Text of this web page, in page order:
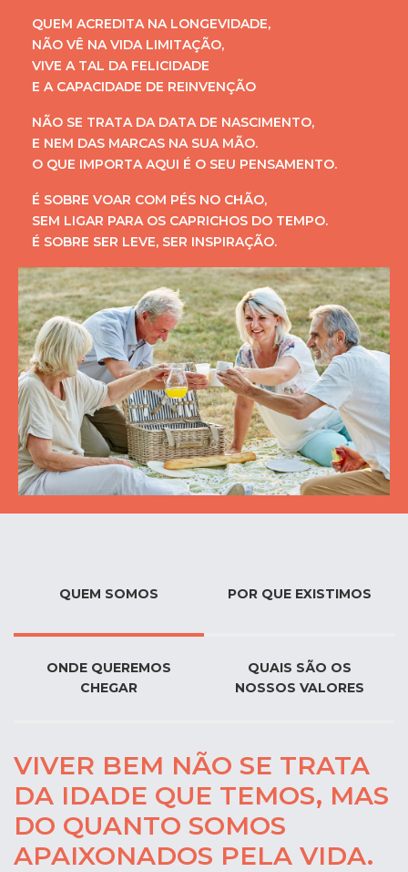
QUEM ACREDITA NA LONGEVIDADE,
NÃO VÊ NA VIDA LIMITAÇÃO,
VIVE A TAL DA FELICIDADE
E A CAPACIDADE DE REINVENÇÃO
NÃO SE TRATA DA DATA DE NASCIMENTO,
E NEM DAS MARCAS NA SUA MÃO.
O QUE IMPORTA AQUI É O SEU PENSAMENTO.
É SOBRE VOAR COM PÉS NO CHÃO,
SEM LIGAR PARA OS CAPRICHOS DO TEMPO.
É SOBRE SER LEVE, SER INSPIRAÇÃO.
QUEM SOMOS POR QUE EXISTIMOS
ONDE QUEREMOS
CHEGAR
QUAIS SÃO OS
NOSSOS VALORES
VIVER BEM NÃO SE TRATA
DA IDADE QUE TEMOS, MAS
DO QUANTO SOMOS
APAIXONADOS PELA VIDA.